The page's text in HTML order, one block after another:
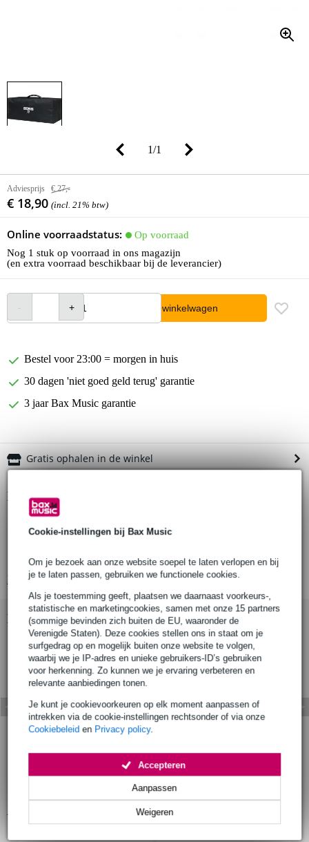
Cookie-instellingen bij Bax Music
Om je bezoek aan onze website soepel te laten verlopen en bij
je te laten passen, gebruiken we functionele cookies.
Als je toestemming geeft, plaatsen we daarnaast voorkeurs-,
statistische en marketingcookies, samen met onze 15 partners
(sommige bevinden zich buiten de EU, waaronder de
Verenigde Staten). Deze cookies stellen ons in staat om je
surfgedrag op en mogelijk buiten onze website te volgen,
waarbij we je IP-adres en unieke gebruikers-ID’s gebruiken
voor herkenning. Zo kunnen we je ervaring verbeteren en
relevante aanbiedingen tonen.
Je kunt je cookievoorkeuren op elk moment aanpassen of
intrekken via de cookie-instellingen rechtsonder of via onze
Cookiebeleid en Privacy policy.
Weigeren
Aanpassen
Accepteren
1/1
Adviesprijs € 27,-
€ 18,90 (incl. 21% btw)
Online voorraadstatus:
Op voorraad
Nog 1 stuk op voorraad in ons magazijn
(en extra voorraad beschikbaar bij de leverancier)
In winkelwagen
Bestel voor 23:00 = morgen in huis
30 dagen 'niet goed geld terug' garantie
3 jaar Bax Music garantie
Gratis ophalen in de winkel
Productinformatie
hoes voor gitaarversterker
geschikt voor Katana Head versterker top
kleur: zwart
Bekijk alle productspecificaties
Bekijk ook eens (3)